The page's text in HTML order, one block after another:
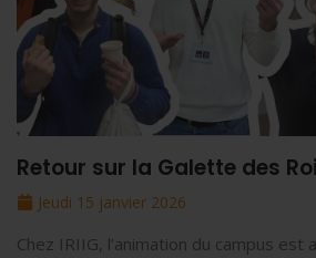
Retour sur la Galette des
Jeudi 15 janvier 2026
Chez IRIIG, l’animation du campus